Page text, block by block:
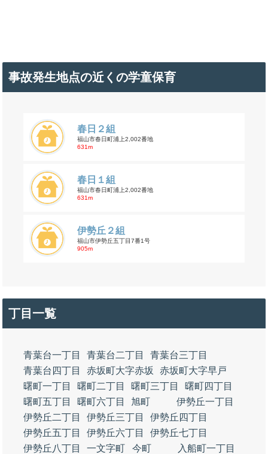
事故発生地点の近くの学童保育
春日２組
福山市春日町浦上2,002番地
631m
春日１組
福山市春日町浦上2,002番地
631m
伊勢丘２組
福山市伊勢丘五丁目7番1号
905m
丁目一覧
青葉台一丁目 青葉台二丁目
青葉台三丁目
青葉台四丁目
赤坂町大字赤坂
赤坂町大字早戸
曙町一丁目
曙町二丁目 曙町三丁目
曙町四丁目
曙町五丁目
曙町六丁目 旭町
伊勢丘一丁目
伊勢丘二丁目
伊勢丘三丁目
伊勢丘四丁目
伊勢丘五丁目
伊勢丘六丁目
伊勢丘七丁目
伊勢丘八丁目
一文字町 今町
入船町一丁目